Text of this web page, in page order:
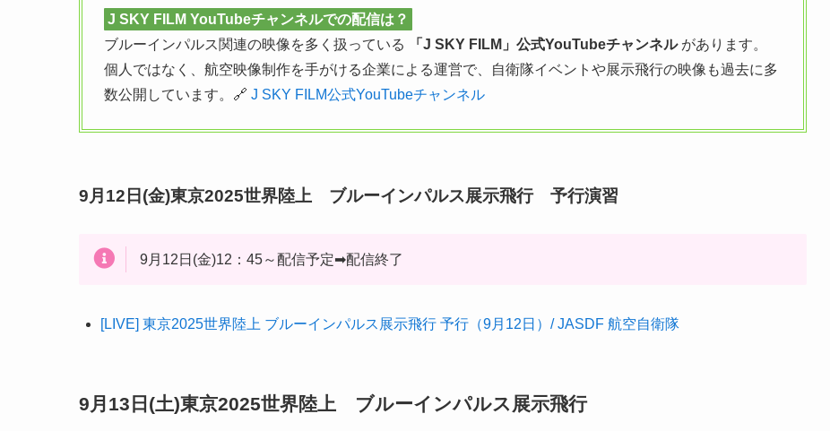
J SKY FILM YouTubeチャンネルでの配信は？
ブルーインパルス関連の映像を多く扱っている
「J SKY FILM」公式YouTubeチャンネルがあります。
個人ではなく、航空映像制作を手がける企業による運営で、自衛隊イベントや展示飛行の映像も過去に多
数公開しています。🔗 J SKY FILM公式YouTubeチャンネル
9月12日(金)東京2025世界陸上 ブルーインパルス展示飛行 予行演習
9月12日(金)12：45～配信予定➡配信終了
[LIVE] 東京2025世界陸上 ブルーインパルス展示飛行 予行（9月12日）/ JASDF 航空自衛隊
9月13日(土)東京2025世界陸上 ブルーインパルス展示飛行